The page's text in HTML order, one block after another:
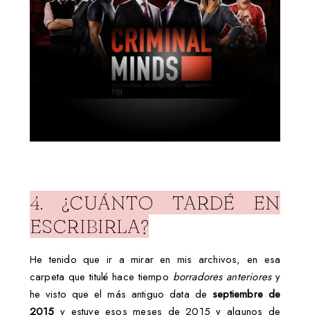
4. ¿CUÁNTO TARDÉ EN
ESCRIBIRLA?
He tenido que ir a mirar en mis archivos, en esa
carpeta que titulé hace tiempo borradores anteriores y
he visto que el más antiguo data de septiembre de
2015 y estuve esos meses de 2015 y algunos de